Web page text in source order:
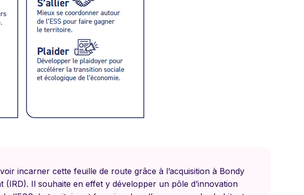
incarner cette feuille de route grâce à l’acquisition à Bondy
Il souhaite en effet y développer un pôle d’innovation